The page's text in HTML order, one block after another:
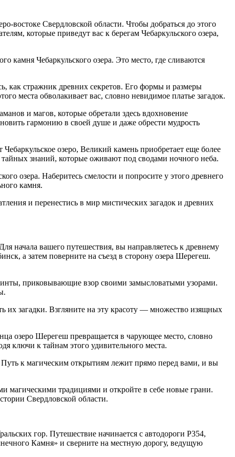
востоке Свердловской области. Чтобы добраться до этого
которые приведут вас к берегам Чебаркульского озера,
Чебаркульского озера. Это место, где сливаются
как стражник древних секретов. Его формы и размеры
места обволакивает вас, словно невидимое платье загадок.
и магов, которые обретали здесь вдохновение
гармонию в своей душе и даже обрести мудрость
озеро, Великий камень приобретает еще более
знаний, которые оживают под сводами ночного неба.
озера. Наберитесь смелости и попросите у этого древнего
камня.
и перенестись в мир мистических загадок и древних
начала вашего путешествия, вы направляетесь к древнему
а затем поверните на съезд в сторону озера Шерегеш.
приковывающие взор своими замысловатыми узорами.
их загадки. Взгляните на эту красоту — множество изящных
озеро Шерегеш превращается в чарующее место, словно
ключи к тайнам этого удивительного места.
к магическим открытиям лежит прямо перед вами, и вы
традициями и откройте в себе новые грани.
Свердловской области.
гор. Путешествие начинается с автодороги Р354,
Камня» и сверните на местную дорогу, ведущую